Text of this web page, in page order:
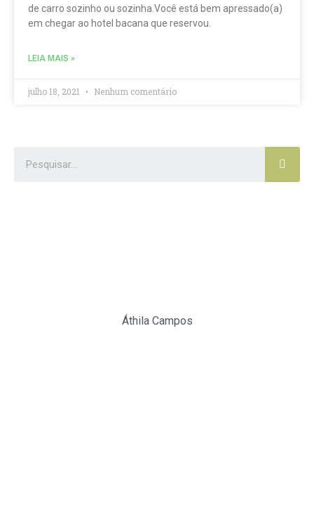
de carro sozinho ou sozinha.Você está bem apressado(a)
em chegar ao hotel bacana que reservou.
LEIA MAIS »
julho 18, 2021 Nenhum comentário
Áthila Campos